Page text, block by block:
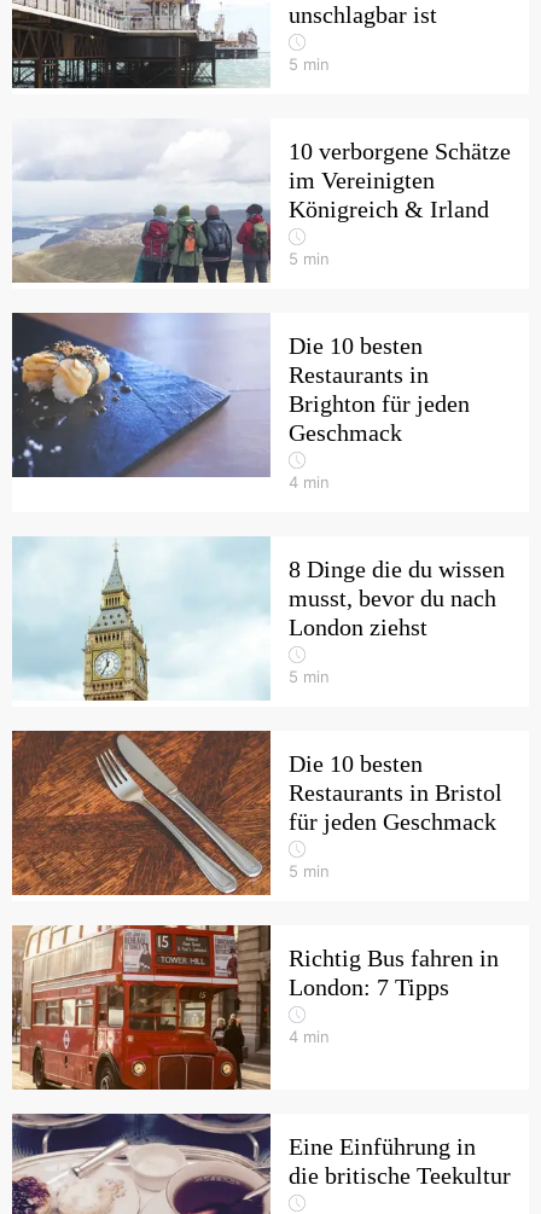
unschlagbar ist
5 min
10 verborgene Schätze
im Vereinigten
Königreich & Irland
5 min
Die 10 besten
Restaurants in
Brighton für jeden
Geschmack
4 min
8 Dinge die du wissen
musst, bevor du nach
London ziehst
5 min
Die 10 besten
Restaurants in Bristol
für jeden Geschmack
5 min
Richtig Bus fahren in
London: 7 Tipps
4 min
Eine Einführung in
die britische Teekultur